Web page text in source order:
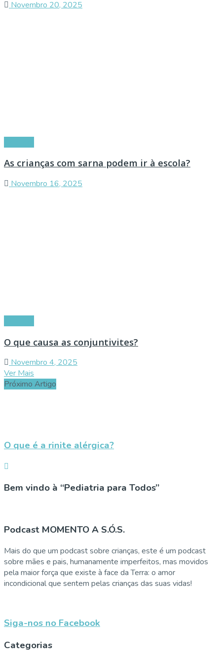
Novembro 20, 2025
As crianças com sarna podem ir à escola?
Novembro 16, 2025
O que causa as conjuntivites?
Novembro 4, 2025
Ver Mais
Próximo Artigo
O que é a rinite alérgica?
Bem vindo à “Pediatria para Todos”
Podcast MOMENTO A S.Ó.S.
Mais do que um podcast sobre crianças, este é um podcast
sobre mães e pais, humanamente imperfeitos, mas movidos
pela maior força que existe à face da Terra: o amor
incondicional que sentem pelas crianças das suas vidas!
Siga-nos no Facebook
Categorias